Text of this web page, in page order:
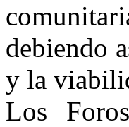
debiendo
y la
Los